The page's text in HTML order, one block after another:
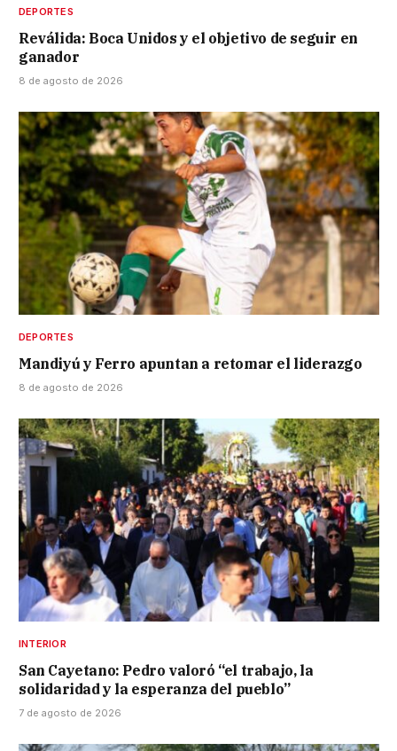
DEPORTES
Reválida: Boca Unidos y el objetivo de seguir en
ganador
8 de agosto de 2026
DEPORTES
Mandiyú y Ferro apuntan a retomar el liderazgo
8 de agosto de 2026
INTERIOR
San Cayetano: Pedro valoró “el trabajo, la
solidaridad y la esperanza del pueblo”
7 de agosto de 2026